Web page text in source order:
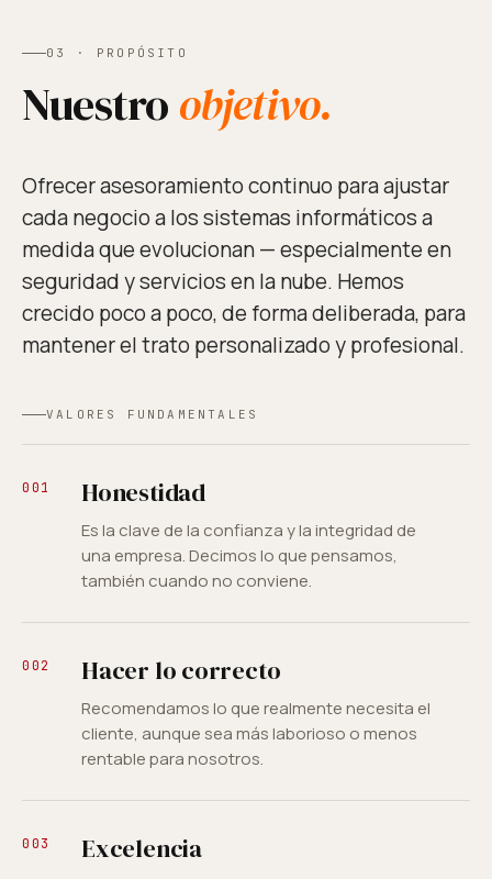
03 · PROPÓSITO
Nuestro objetivo.
Ofrecer asesoramiento continuo para ajustar
cada negocio a los sistemas informáticos a
medida que evolucionan — especialmente en
seguridad y servicios en la nube. Hemos
crecido poco a poco, de forma deliberada, para
mantener el trato personalizado y profesional.
VALORES FUNDAMENTALES
001 Honestidad
Es la clave de la confianza y la integridad de
una empresa. Decimos lo que pensamos,
también cuando no conviene.
002 Hacer lo correcto
Recomendamos lo que realmente necesita el
cliente, aunque sea más laborioso o menos
rentable para nosotros.
003 Excelencia